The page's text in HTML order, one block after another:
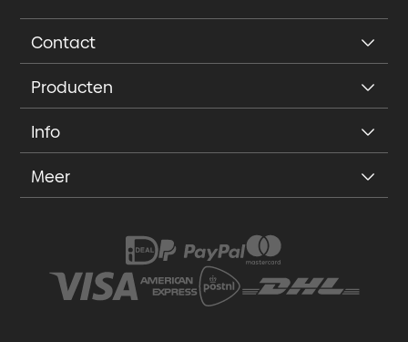
Contact
Producten
Info
Meer